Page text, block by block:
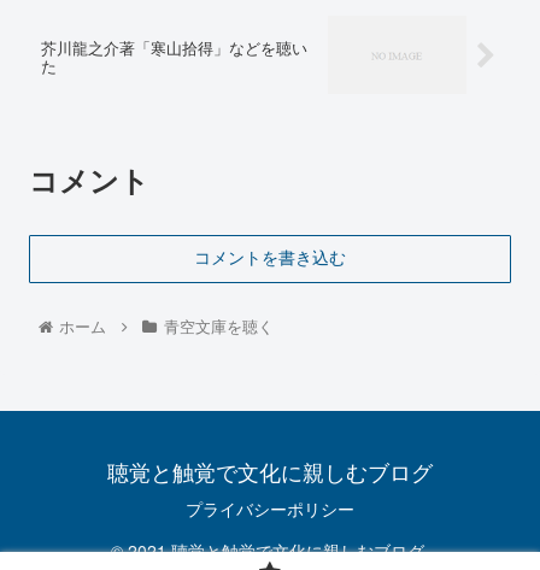
芥川龍之介著「寒山拾得」などを聴い
た
コメント
コメントを書き込む
ホーム 青空文庫を聴く
聴覚と触覚で文化に親しむブログ
プライバシーポリシー
© 2021 聴覚と触覚で文化に親しむブログ.